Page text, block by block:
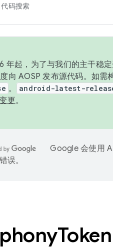
码搜索
年起，为了与我们的主干稳
向 AOSP 发布源代码。如需
。 android-latest-
更。
Google 会使用
误。
Token